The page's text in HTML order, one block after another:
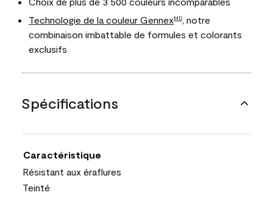
Technologie de la couleur GennexMD
, notre
combinaison imbattable de formules et colorants
exclusifs
Spécifications
Caractéristique
Résistant aux éraflures
Teinté